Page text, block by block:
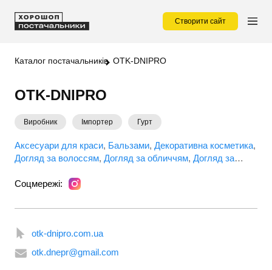
Створити сайт
Каталог постачальників OTK-DNIPRO
OTK-DNIPRO
Виробник Імпортер Гурт
Аксесуари для краси Бальзами Декоративна косметика
Догляд за волоссям Догляд за обличчям Догляд за
Косметика
Косметика для волосся
Соцмережі:
otk-dnipro.com.ua
otk.dnepr@gmail.com